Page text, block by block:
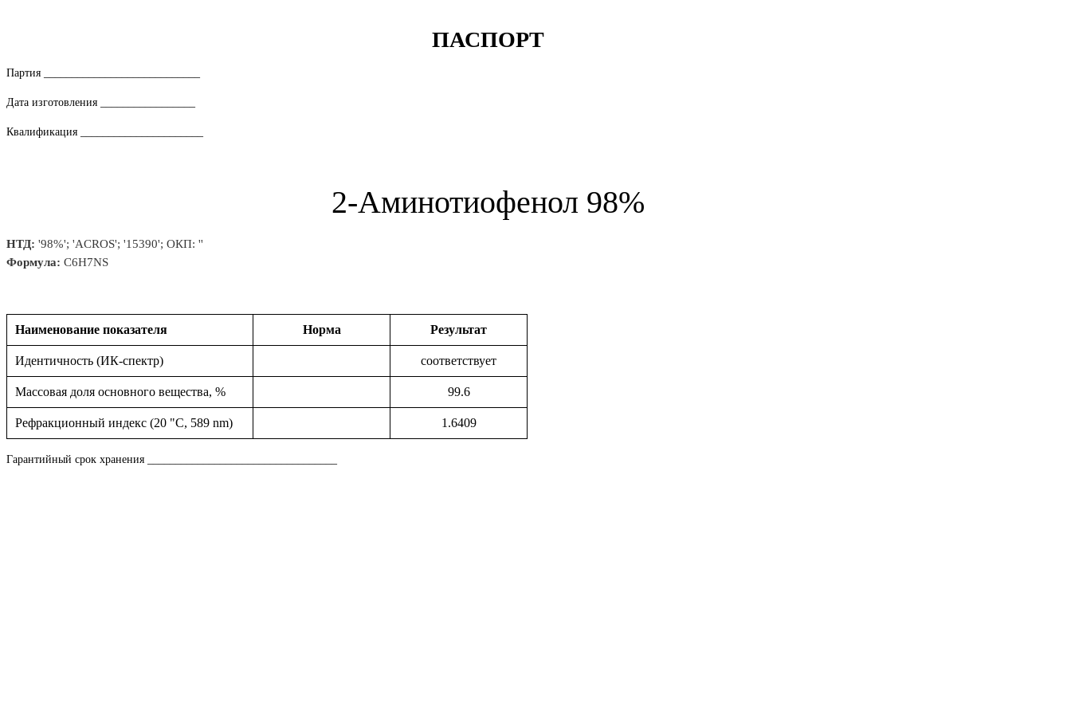
ПАСПОРТ
Партия ____________________________
Дата изготовления _________________
Квалификация ______________________
2-Аминотиофенол 98%
НТД: '98%'; 'ACROS'; '15390'; ОКП: ''
Формула: C6H7NS
Наименование показателя Норма Результат
Идентичность (ИК-спектр) соответствует
Массовая доля основного вещества, % 99.6
Рефракционный индекс (20 "С, 589 nm) 1.6409
Гарантийный срок хранения __________________________________